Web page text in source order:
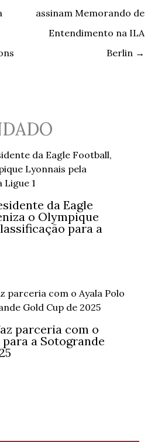
assinam Memorando de
Entendimento na ILA
Berlin →
da Eagle
o Olympique
para a
parceria com o
a Sotogrande